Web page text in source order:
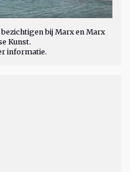
bij Marx en Marx
Kunst.
informatie.